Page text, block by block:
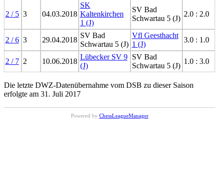
2 / 5 3 04.03.2018
SK
Kaltenkirchen
1 (J)
SV Bad
Schwartau 5 (J)
2.0 : 2.0
2 / 6 3 29.04.2018
SV Bad
Schwartau 5 (J)
Vfl Geesthacht
1 (J)
3.0 : 1.0
2 / 7 2 10.06.2018
Lübecker SV 9
(J)
SV Bad
Schwartau 5 (J)
1.0 : 3.0
Die letzte DWZ-Datenübernahme vom DSB zu dieser Saison
erfolgte am 31. Juli 2017
Powered by ChessLeagueManager